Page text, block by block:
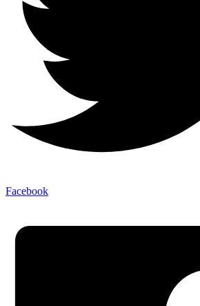
Facebook